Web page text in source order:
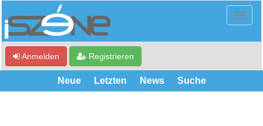
Anmelden Registrieren
Neue Letzten News Suche